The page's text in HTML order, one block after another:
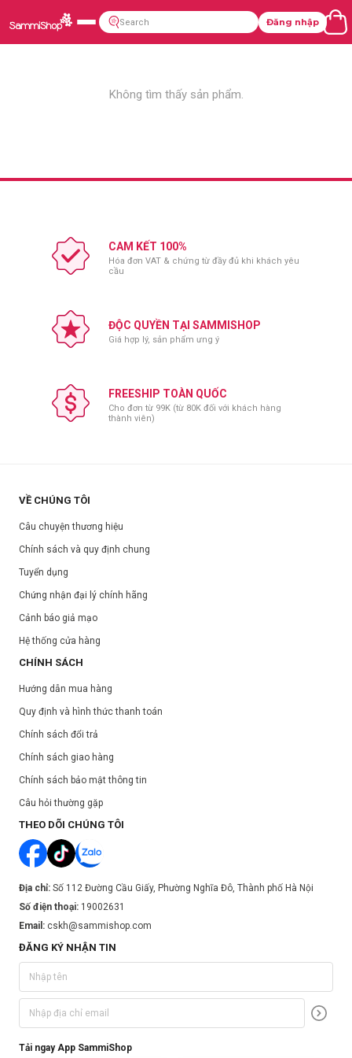
Đăng nhập
Không tìm thấy sản phẩm.
CAM KẾT 100%
Hóa đơn VAT & chứng từ đầy đủ khi khách yêu
cầu
ĐỘC QUYỀN TẠI SAMMISHOP
Giá hợp lý, sản phẩm ưng ý
FREESHIP TOÀN QUỐC
Cho đơn từ 99K (từ 80K đối với khách hàng
thành viên)
VỀ CHÚNG TÔI
Câu chuyện thương hiệu
Chính sách và quy định chung
Tuyển dụng
Chứng nhận đại lý chính hãng
Cảnh báo giả mạo
Hệ thống cửa hàng
CHÍNH SÁCH
Hướng dẫn mua hàng
Quy định và hình thức thanh toán
Chính sách đổi trả
Chính sách giao hàng
Chính sách bảo mật thông tin
Câu hỏi thường gặp
THEO DÕI CHÚNG TÔI
Địa chỉ: Số 112 Đường Cầu Giấy, Phường Nghĩa Đô, Thành phố Hà Nội
Số điện thoại: 19002631
Email: cskh@sammishop.com
ĐĂNG KÝ NHẬN TIN
Tải ngay App SammiShop